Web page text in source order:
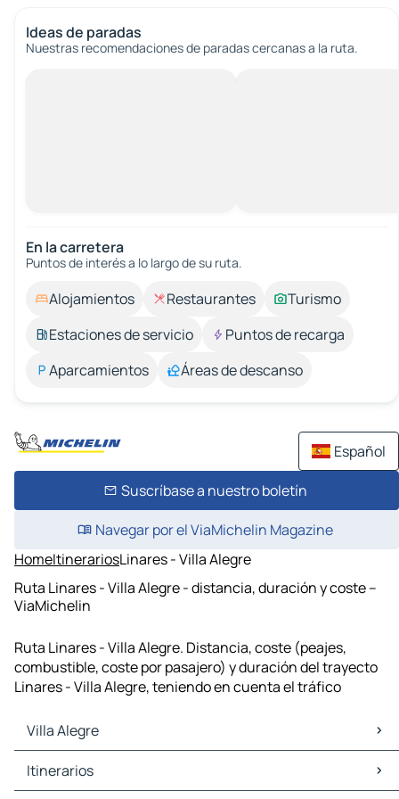
Ideas de paradas
Nuestras recomendaciones de paradas cercanas a la ruta.
En la carretera
Puntos de interés a lo largo de su ruta.
Alojamientos Restaurantes
Turismo
Estaciones de servicio
Puntos de recarga
Aparcamientos
Áreas de descanso
Español
Suscríbase a nuestro boletín
Navegar por el ViaMichelin Magazine
HomeItinerariosLinares - Villa Alegre
Ruta Linares - Villa Alegre - distancia, duración y coste –
ViaMichelin
Ruta Linares - Villa Alegre. Distancia, coste (peajes,
combustible, coste por pasajero) y duración del trayecto
Linares - Villa Alegre, teniendo en cuenta el tráfico
Villa Alegre
Villa Alegre Mapas Planos
Villa Alegre Trafico
Itinerarios